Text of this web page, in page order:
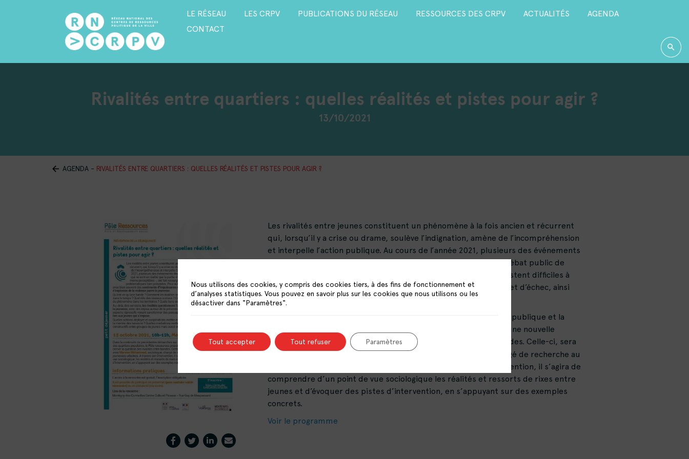
LE RÉSEAU LES CRPV PUBLICATIONS DU RÉSEAU RESSOURCES DES CRPV ACTUALITÉS
AGENDA
CONTACT
Rivalités entre quartiers : quelles réalités et pistes pour agir ?
13/10/2021
AGENDA - RIVALITÉS ENTRE QUARTIERS : QUELLES RÉALITÉS ET PISTES POUR AGIR ?
Les rivalités entre jeunes constituent un phénomène à la fois ancien et récurrent
qui, lorsqu’il y a crise ou drame, soulève l’indignation, amène de l’incompréhension
et interpelle l’action publique. Au cours de l’année 2021, plusieurs des événements
dramatiques qui ont été médiatisés, ont fait ressurgir dans le débat public de
véritables problématiques bien présentes. Pour autant, elles restent difficiles à
appréhender, avec bien souvent des sentiments d’impuissance et d’échec, ainsi
qu’une impression d’explosion de la violence parmi la jeunesse.
Dans la continuité de précédentes démarches sur la tranquillité publique et la
jeunesse des quartiers populaires, le Pôle ressources propose une nouvelle
rencontre pour mieux cerner la question des rivalités entre bandes. Celle-ci, sera
l’occasion d’échanger avecMarwan Mohammed,
sociologue, chargé de recherche au
CNRS et spécialiste des jeunesses urbaines. A travers son intervention, il s’agira de
comprendre d’un point de vue sociologique les réalités et ressorts de rixes entre
jeunes et d’évoquer des pistes d’intervention, en s’appuyant sur des exemples
concrets.
Voir le programme
Nous utilisons des cookies, y compris des cookies tiers, à des fins de fonctionnement et
d’analyses statistiques. Vous pouvez en savoir plus sur les cookies que nous utilisons ou les
désactiver dans "Paramètres".
Tout accepter Tout refuser Paramètres